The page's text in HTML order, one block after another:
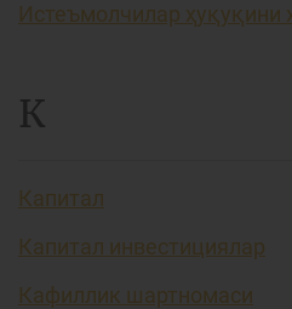
Истеъмолчилар ҳуқуқини
К
Капитал
Капитал инвестициялар
Кафиллик шартномаси